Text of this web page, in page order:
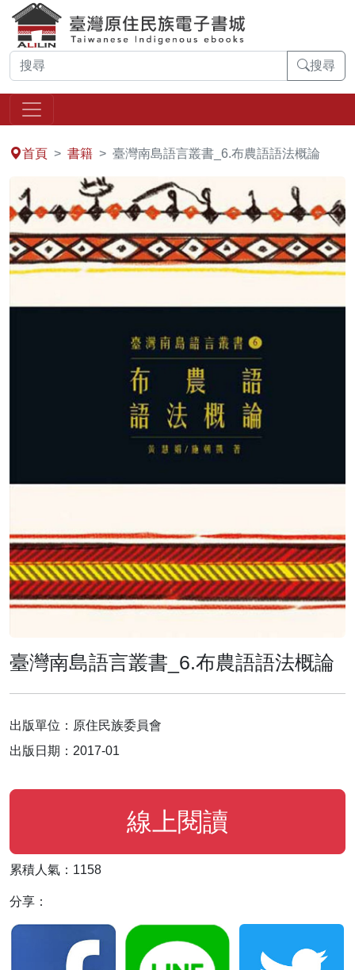
搜尋
首頁
書籍 臺灣南島語言叢書_6.布農語語法概論
臺灣南島語言叢書_6.布農語語法概論
出版單位：原住民族委員會
出版日期：2017-01
線上閱讀
累積人氣：1158
分享：